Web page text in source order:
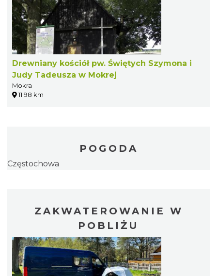
Drewniany kościół pw. Świętych Szymona i
Judy Tadeusza w Mokrej
Mokra
11.98 km
POGODA
Częstochowa
ZAKWATEROWANIE W
POBLIŻU